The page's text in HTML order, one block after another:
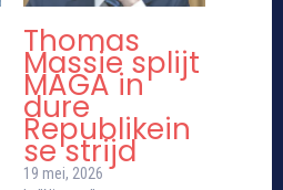
Thomas
Massie splijt
MAGA in
dure
Republikein
se strijd
19 mei, 2026